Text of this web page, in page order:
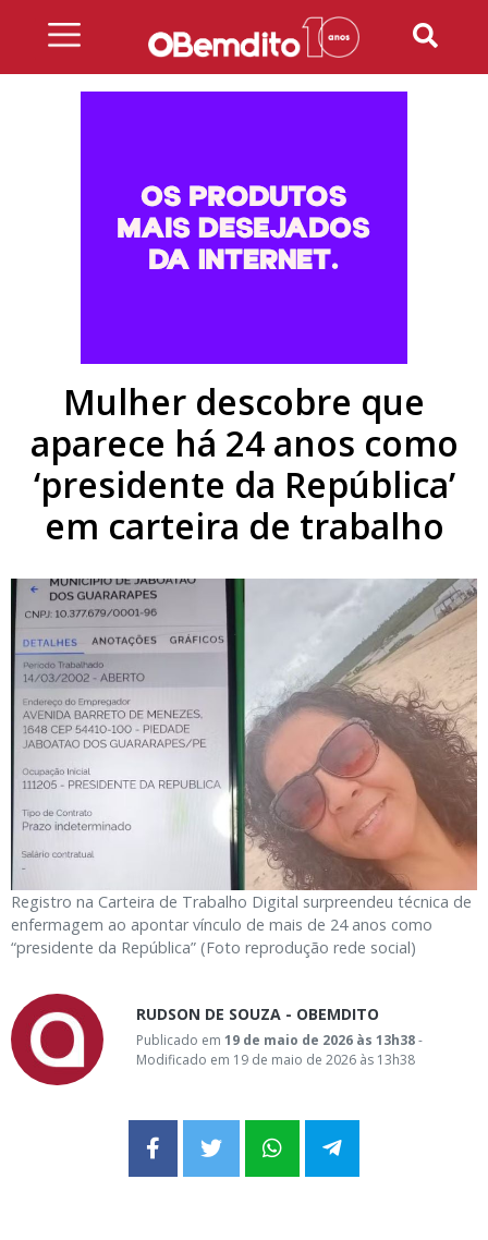
Mulher descobre que
aparece há 24 anos como
‘presidente da República’
em carteira de trabalho
Registro na Carteira de Trabalho Digital surpreendeu técnica de
enfermagem ao apontar vínculo de mais de 24 anos como
“presidente da República” (Foto reprodução rede social)
RUDSON DE SOUZA - OBEMDITO
Publicado em 19 de maio de 2026 às 13h38-
Modificado em 19 de maio de 2026 às 13h38